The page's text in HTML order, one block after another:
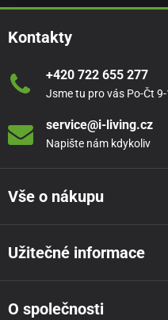
Kontakty
+420 722 655 277
Jsme tu pro vás Po-Čt
service@i-living.cz
Napište nám kdykoliv
Vše o nákupu
Užitečné informace
O společnosti